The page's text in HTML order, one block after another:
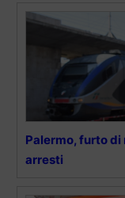
Palermo, furto di
arresti